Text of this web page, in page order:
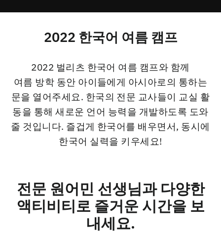
2022 한국어 여름 캠프
2022 벌리츠 한국어 여름 캠프와 함께
여름 방학 동안 아이들에게 아시아로의 통하는
문을 열어주세요. 한국의 전문 교사들이 교실 활
동을 통해 새로운 언어 능력을 개발하도록 도와
줄 것입니다. 즐겁게 한국어를 배우면서, 동시에
한국어 실력을 키우세요!
전문 원어민 선생님과 다양한
액티비티로 즐거운 시간을 보
내세요.